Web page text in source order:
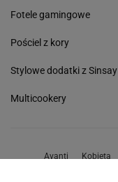
Fotele gamingowe
Pościel z kory
Stylowe dodatki z Sinsay
Multicookery
Avanti Kobieta